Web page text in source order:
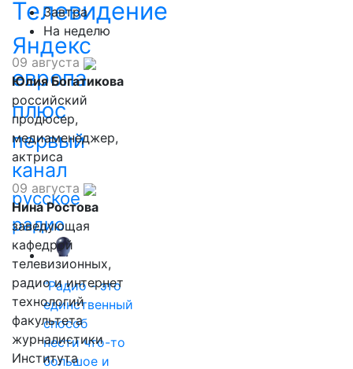
Телевидение
Яндекс
европа
плюс
первый
канал
русское
радио
"Радио - это
единственный
способ
нести что-то
большое и
Завтра
На неделю
09 августа
Юлия Богатикова
российский
продюсер,
медиаменеджер,
актриса
09 августа
Нина Ростова
заведующая
кафедрой
телевизионных,
радио и интернет
технологий
факультета
журналистики
Института